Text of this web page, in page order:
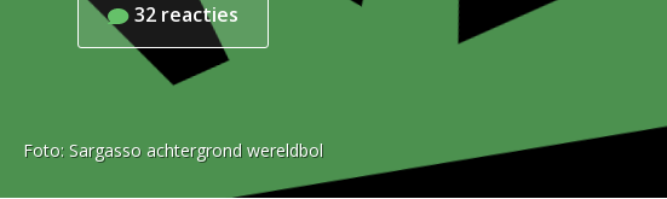
32 reacties
Foto: Sargasso achtergrond wereldbol